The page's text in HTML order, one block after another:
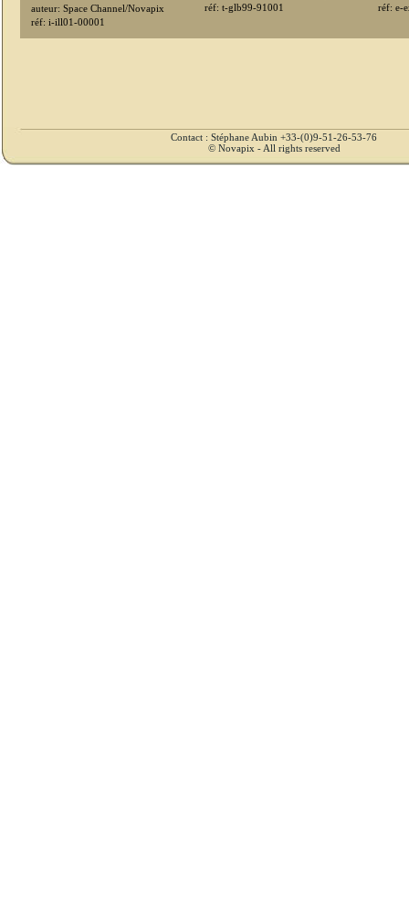
auteur: Space Channel/Novapix
réf: i-ill01-00001
réf: t-glb99-91001
réf: e-
Contact : Stéphane Aubin +33-(0)9-51-26-53-76
© Novapix - All rights reserved